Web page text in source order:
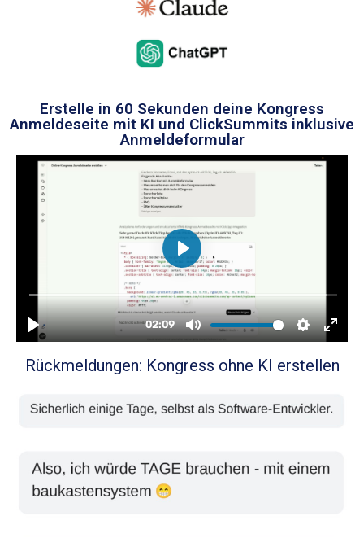
Erstelle in 60 Sekunden deine Kongress
Anmeldeseite mit KI und ClickSummits inklusive
Anmeldeformular
Rückmeldungen: Kongress ohne KI erstellen